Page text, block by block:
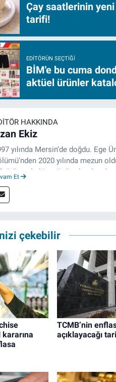
Çay saatlerinin
tarifi!
EDITÖRÜN SEÇTIĞI
BİM'e bu cuma
aktüel ürünler
HAKKINDA
Ekiz
yılında Mersin’de doğdu.
2020 yılında mezun
muhabir, rejisör olarak
Et
çekebilir
TCMB’nin
açıklayacağı